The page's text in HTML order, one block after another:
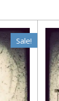
Sale!